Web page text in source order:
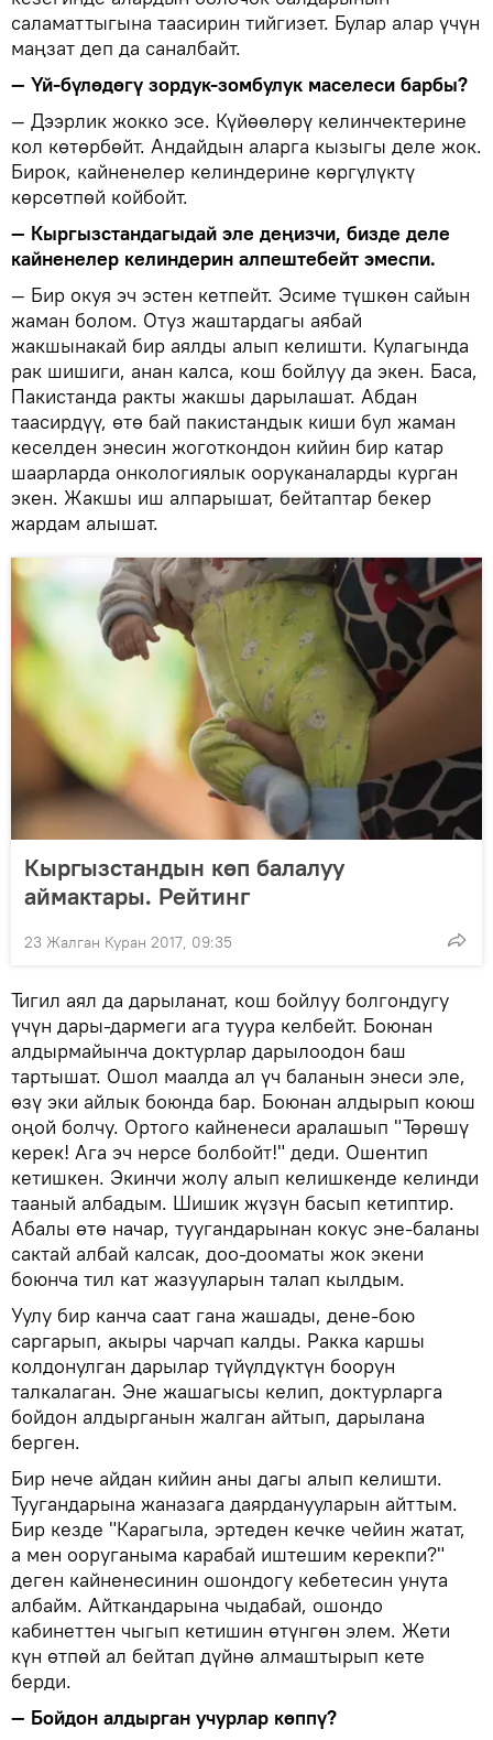
саламаттыгына таасирин тийгизет. Булар алар үчүн
маңзат деп да саналбайт.
— Үй-бүлөдөгү зордук-зомбулук маселеси барбы?
— Дээрлик жокко эсе. Күйөөлөрү келинчектерине
кол көтөрбөйт. Андайдын аларга кызыгы деле жок.
Бирок, кайненелер келиндерине көргүлүктү
көрсөтпөй койбойт.
— Кыргызстандагыдай эле деңизчи, бизде деле
кайненелер келиндерин алпештебейт эмеспи.
— Бир окуя эч эстен кетпейт. Эсиме түшкөн сайын
жаман болом. Отуз жаштардагы аябай
жакшынакай бир аялды алып келишти. Кулагында
рак шишиги, анан калса, кош бойлуу да экен. Баса,
Пакистанда ракты жакшы дарылашат. Абдан
таасирдүү, өтө бай пакистандык киши бул жаман
кеселден энесин жоготкондон кийин бир катар
шаарларда онкологиялык ооруканаларды курган
экен. Жакшы иш алпарышат, бейтаптар бекер
жардам алышат.
Кыргызстандын көп балалуу
аймактары. Рейтинг
23 Жалган Куран 2017, 09:35
Тигил аял да дарыланат, кош бойлуу болгондугу
үчүн дары-дармеги ага туура келбейт. Боюнан
алдырмайынча доктурлар дарылоодон баш
тартышат. Ошол маалда ал үч баланын энеси эле,
өзү эки айлык боюнда бар. Боюнан алдырып коюш
оңой болчу. Ортого кайненеси аралашып "Төрөшү
керек! Ага эч нерсе болбойт!" деди. Ошентип
кетишкен. Экинчи жолу алып келишкенде келинди
тааный албадым. Шишик жүзүн басып кетиптир.
Абалы өтө начар, туугандарынан кокус эне-баланы
сактай албай калсак, доо-дооматы жок экени
боюнча тил кат жазууларын талап кылдым.
Уулу бир канча саат гана жашады, дене-бою
саргарып, акыры чарчап калды. Ракка каршы
колдонулган дарылар түйүлдүктүн боорун
талкалаган. Эне жашагысы келип, доктурларга
бойдон алдырганын жалган айтып, дарылана
берген.
Бир нече айдан кийин аны дагы алып келишти.
Туугандарына жаназага даярданууларын айттым.
Бир кезде "Карагыла, эртеден кечке чейин жатат,
а мен ооруганыма карабай иштешим керекпи?"
деген кайненесинин ошондогу кебетесин унута
албайм. Айткандарына чыдабай, ошондо
кабинеттен чыгып кетишин өтүнгөн элем. Жети
күн өтпөй ал бейтап дүйнө алмаштырып кете
берди.
— Бойдон алдырган учурлар көппү?